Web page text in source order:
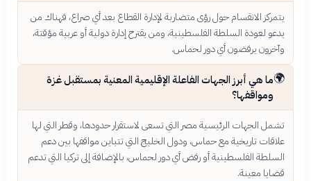
يتمركز الانقسام حول رؤى متضاربة لإدارة القطاع بعد أي صراع، فهناك من
يدعو لعودة السلطة الفلسطينية، ومن يقترح إدارة دولية أو عربية مؤقتة،
وآخرون يرفضون أي دور لحماس.
🌍ما هي أبرز الجهات الفاعلة الإقليمية المعنية بمستقبل غزة
ومواقفها؟
تشمل الجهات الرئيسية مصر التي تسعى لاستقرار حدودها، وقطر التي لها
علاقات تاريخية مع حماس، ودول الخليج التي تتباين مواقفها بين دعم
السلطة الفلسطينية أو رفض أي دور لحماس، بالإضافة إلى تركيا التي تدعم
قضايا معينة.